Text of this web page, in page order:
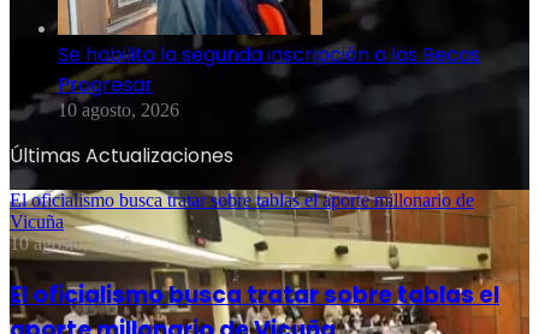
Se habilita la segunda inscripción a las Becas
Progresar
10 agosto, 2026
Últimas Actualizaciones
El oficialismo busca tratar sobre tablas el aporte millonario de
Vicuña
10 agosto, 2026
El oficialismo busca tratar sobre tablas el